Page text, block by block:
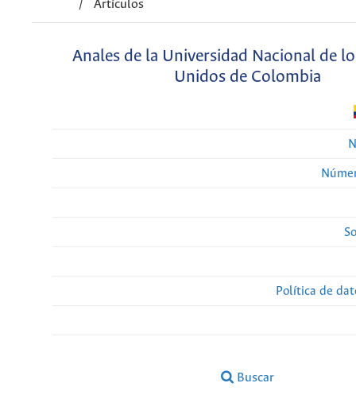
/
Artículos
Anales de la Universidad Nacional de
Unidos de Colombia
Política de
Buscar